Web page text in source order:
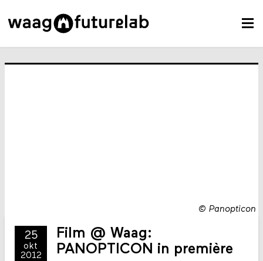
© Panopticon
25
okt
2012
Film @ Waag:
PANOPTICON in première